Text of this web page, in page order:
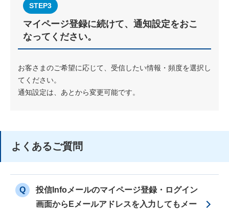
STEP3
マイページ登録に続けて、通知設定をおこ
なってください。
お客さまのご希望に応じて、受信したい情報・頻度を選択し
てください。
通知設定は、あとから変更可能です。
よくあるご質問
Q
投信Infoメールのマイページ登録・ログイン
画面からEメールアドレスを入力してもメー